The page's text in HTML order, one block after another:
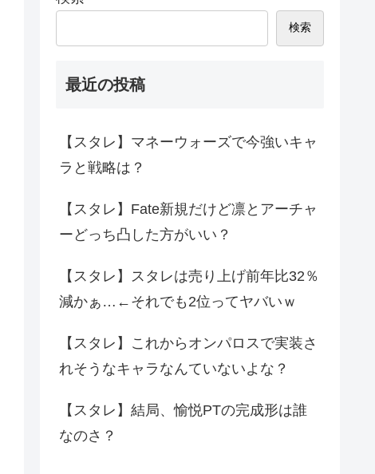
検索
最近の投稿
【スタレ】マネーウォーズで今強いキャ
ラと戦略は？
【スタレ】Fate新規だけど凛とアーチャ
ーどっち凸した方がいい？
【スタレ】スタレは売り上げ前年比32％
減かぁ…←それでも2位ってヤバいｗ
【スタレ】これからオンパロスで実装さ
れそうなキャラなんていないよな？
【スタレ】結局、愉悦PTの完成形は誰
なのさ？